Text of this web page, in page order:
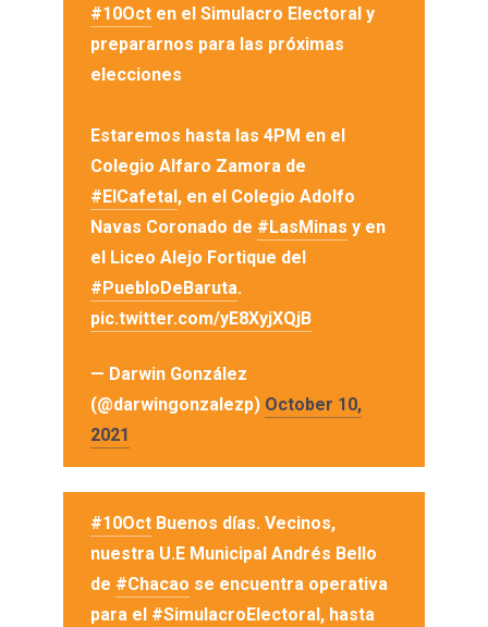
#10Oct en el Simulacro Electoral y
prepararnos para las próximas
elecciones
Estaremos hasta las 4PM en el
Colegio Alfaro Zamora de
#ElCafetal , en el Colegio Adolfo
Navas Coronado de #LasMinas y en
el Liceo Alejo Fortique del
#PuebloDeBaruta.
pic.twitter.com/yE8XyjXQjB
— Darwin González
(@darwingonzalezp) October 10,
2021
#10Oct Buenos días. Vecinos,
nuestra U.E Municipal Andrés Bello
de #Chacao se encuentra operativa
para el #SimulacroElectoral , hasta